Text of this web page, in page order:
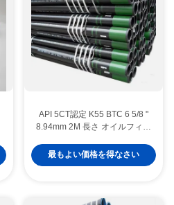
API 5CT認定 K55 BTC 6 5/8 "
8.94mm 2M 長さ オイルフィー
グ
最もよい価格を得なさい